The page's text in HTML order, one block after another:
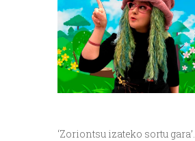
‘Zoriontsu izateko sortu gara’.